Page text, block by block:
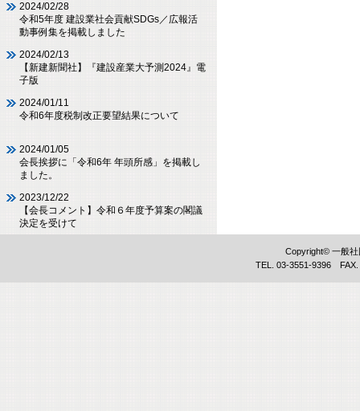
2024/02/28
令和5年度 建設業社会貢献SDGs／広報活
動事例集を掲載しました
2024/02/13
【新建新聞社】『建設産業大予測2024』電
子版
2024/01/11
令和6年度税制改正要望結果について
2024/01/05
会長挨拶に「令和6年 年頭所感」を掲載し
ました。
2023/12/22
【会長コメント】令和６年度予算案の閣議
決定を受けて
Copyright© 一般
TEL. 03-3551-9396